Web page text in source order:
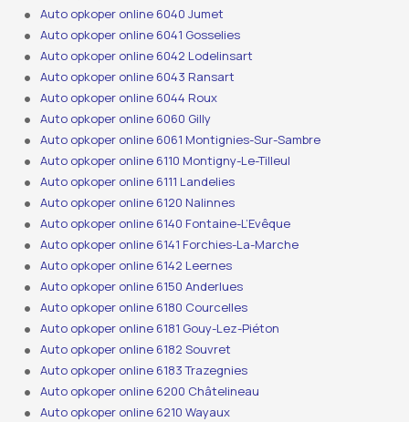
Auto opkoper online 6040 Jumet
Auto opkoper online 6041 Gosselies
Auto opkoper online 6042 Lodelinsart
Auto opkoper online 6043 Ransart
Auto opkoper online 6044 Roux
Auto opkoper online 6060 Gilly
Auto opkoper online 6061 Montignies-Sur-Sambre
Auto opkoper online 6110 Montigny-Le-Tilleul
Auto opkoper online 6111 Landelies
Auto opkoper online 6120 Nalinnes
Auto opkoper online 6140 Fontaine-L’Evêque
Auto opkoper online 6141 Forchies-La-Marche
Auto opkoper online 6142 Leernes
Auto opkoper online 6150 Anderlues
Auto opkoper online 6180 Courcelles
Auto opkoper online 6181 Gouy-Lez-Piéton
Auto opkoper online 6182 Souvret
Auto opkoper online 6183 Trazegnies
Auto opkoper online 6200 Châtelineau
Auto opkoper online 6210 Wayaux